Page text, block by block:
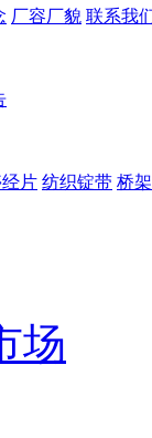
厂容厂貌 联系我
片 纺织锭带 桥
场